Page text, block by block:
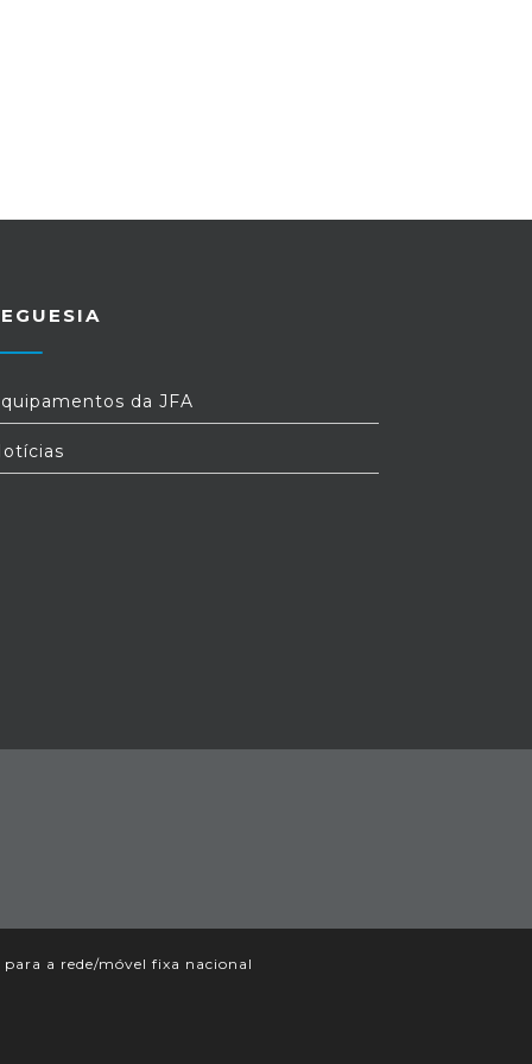
da JFA
para a rede/móvel fixa nacional